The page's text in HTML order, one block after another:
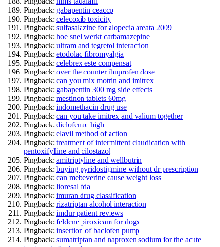
Pingback: gabapentin ceaccp
Pingback: celecoxib toxicity
Pingback: sulfasalazine for alopecia areata 2009
Pingback: hoe snel werkt carbamazepine
Pingback: ultram and tegretol interaction
Pingback: etodolac fibromyalgia
Pingback: celebrex este compensat
Pingback: over the counter ibuprofen dose
Pingback: can you mix motrin and imitrex
Pingback: gabapentin 300 mg side effects
Pingback: mestinon tablets 60mg
Pingback: indomethacin drug use
Pingback: can you take imitrex and valium together
Pingback: diclofenac high
Pingback: elavil method of action
Pingback: treatment of intermittent claudication with
pentoxifylline and cilostazol
Pingback: amitriptyline and wellbutrin
Pingback: buying pyridostigmine without dr prescription
Pingback: can mebeverine cause weight loss
Pingback: lioresal fda
Pingback: imuran drug classification
Pingback: rizatriptan alcohol interaction
Pingback: imdur patient reviews
Pingback: feldene piroxicam for dogs
Pingback: insertion of baclofen pump
Pingback: sumatriptan and naproxen sodium for the acute